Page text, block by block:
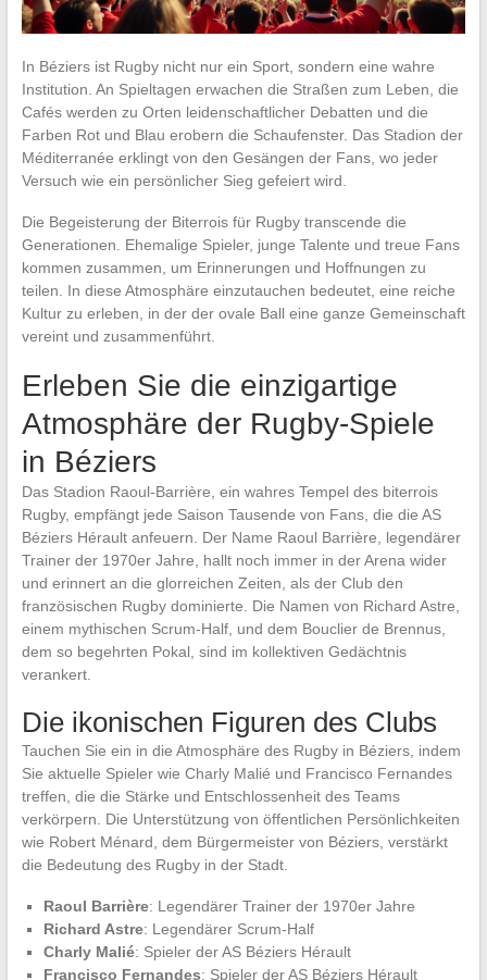
In Béziers ist Rugby nicht nur ein Sport, sondern eine wahre
Institution. An Spieltagen erwachen die Straßen zum Leben, die
Cafés werden zu Orten leidenschaftlicher Debatten und die
Farben Rot und Blau erobern die Schaufenster. Das Stadion der
Méditerranée erklingt von den Gesängen der Fans, wo jeder
Versuch wie ein persönlicher Sieg gefeiert wird.
Die Begeisterung der Biterrois für Rugby transcende die
Generationen. Ehemalige Spieler, junge Talente und treue Fans
kommen zusammen, um Erinnerungen und Hoffnungen zu
teilen. In diese Atmosphäre einzutauchen bedeutet, eine reiche
Kultur zu erleben, in der der ovale Ball eine ganze Gemeinschaft
vereint und zusammenführt.
Erleben Sie die einzigartige
Atmosphäre der Rugby-Spiele
in Béziers
Das Stadion Raoul-Barrière, ein wahres Tempel des biterrois
Rugby, empfängt jede Saison Tausende von Fans, die die AS
Béziers Hérault anfeuern. Der Name Raoul Barrière, legendärer
Trainer der 1970er Jahre, hallt noch immer in der Arena wider
und erinnert an die glorreichen Zeiten, als der Club den
französischen Rugby dominierte. Die Namen von Richard Astre,
einem mythischen Scrum-Half, und dem Bouclier de Brennus,
dem so begehrten Pokal, sind im kollektiven Gedächtnis
verankert.
Die ikonischen Figuren des Clubs
Tauchen Sie ein in die Atmosphäre des Rugby in Béziers, indem
Sie aktuelle Spieler wie Charly Malié und Francisco Fernandes
treffen, die die Stärke und Entschlossenheit des Teams
verkörpern. Die Unterstützung von öffentlichen Persönlichkeiten
wie Robert Ménard, dem Bürgermeister von Béziers, verstärkt
die Bedeutung des Rugby in der Stadt.
Raoul Barrière: Legendärer Trainer der 1970er Jahre
Richard Astre: Legendärer Scrum-Half
Charly Malié: Spieler der AS Béziers Hérault
Francisco Fernandes: Spieler der AS Béziers Hérault